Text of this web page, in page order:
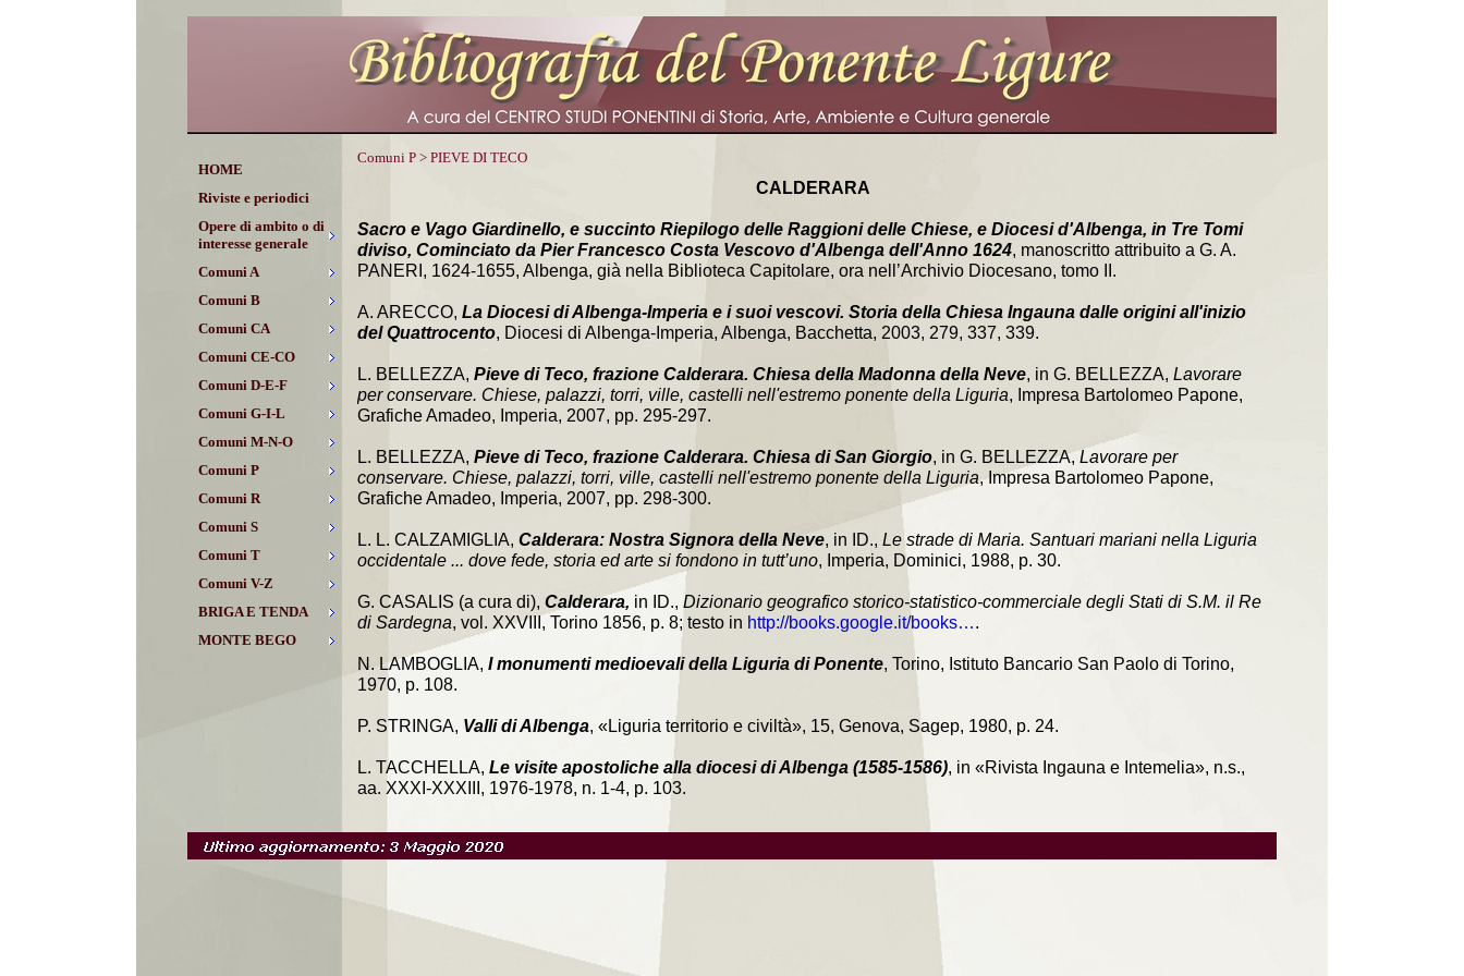
HOME
Riviste e periodici
Opere di ambito o di
interesse generale
Comuni A
Comuni B
Comuni CA
Comuni CE-CO
Comuni D-E-F
Comuni G-I-L
Comuni M-N-O
Comuni P
Comuni R
Comuni S
Comuni T
Comuni V-Z
BRIGA E TENDA
MONTE BEGO
Comuni P > PIEVE DI TECO
CALDERARA
Sacro e Vago Giardinello, e succinto Riepilogo delle Raggioni delle Chiese, e Diocesi d'Albenga, in Tre Tomi
diviso, Cominciato da Pier Francesco Costa Vescovo d'Albenga dell'Anno 1624, manoscritto attribuito a G. A.
PANERI, 1624-1655, Albenga, già nella Biblioteca Capitolare, ora nell’Archivio Diocesano, tomo II.
A. ARECCO, La Diocesi di Albenga-Imperia e i suoi vescovi. Storia della Chiesa Ingauna dalle origini all'inizio
del Quattrocento, Diocesi di Albenga-Imperia, Albenga, Bacchetta, 2003, 279, 337, 339.
L. BELLEZZA, Pieve di Teco, frazione Calderara. Chiesa della Madonna della Neve, in G. BELLEZZA, Lavorare
per conservare. Chiese, palazzi, torri, ville, castelli nell'estremo ponente della Liguria, Impresa Bartolomeo Papone,
Grafiche Amadeo, Imperia, 2007, pp. 295-297.
L. BELLEZZA, Pieve di Teco, frazione Calderara. Chiesa di San Giorgio, in G. BELLEZZA,Lavorare per
conservare. Chiese, palazzi, torri, ville, castelli nell'estremo ponente della Liguria, Impresa Bartolomeo Papone,
Grafiche Amadeo, Imperia, 2007, pp. 298-300.
L. L. CALZAMIGLIA, Calderara: Nostra Signora della Neve, in ID., Le strade di Maria. Santuari mariani nella Liguria
occidentale ... dove fede, storia ed arte si fondono in tutt’uno, Imperia, Dominici, 1988, p. 30.
G. CASALIS (a cura di), Calderara, in ID., Dizionario geografico storico-statistico-commerciale degli Stati di S.M. il Re
di Sardegna, vol. XXVIII, Torino 1856, p. 8; testo in http://books.google.it/books….
N. LAMBOGLIA, I monumenti medioevali della Liguria di Ponente, Torino, Istituto Bancario San Paolo di Torino,
1970, p. 108.
P. STRINGA, Valli di Albenga, «Liguria territorio e civiltà», 15, Genova, Sagep, 1980, p. 24.
L. TACCHELLA, Le visite apostoliche alla diocesi di Albenga (1585-1586), in «Rivista Ingauna e Intemelia», n.s.,
aa. XXXI-XXXIII, 1976-1978, n. 1-4, p. 103.